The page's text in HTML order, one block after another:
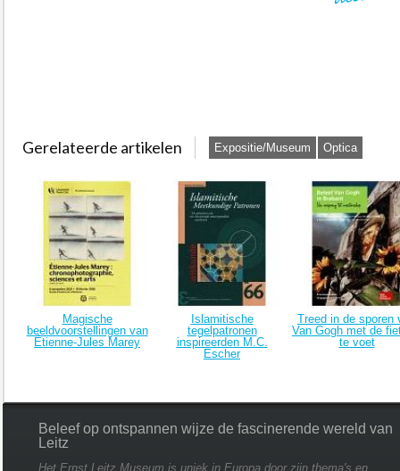
Gerelateerde artikelen Expositie/Museum Optica
Magische
beeldvoorstellingen van
Étienne-Jules Marey
Islamitische
tegelpatronen
inspireerden M.C.
Escher
Treed in de sporen
Van Gogh met de
te voet
Beleef op ontspannen wijze de fascinerende wereld van
Leitz
Het Ernst Leitz Museum is uniek in Europa door zijn thema's en